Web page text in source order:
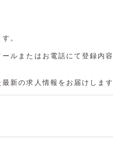
。
ルまたはお電話にて登録内容
新の求人情報をお届けします